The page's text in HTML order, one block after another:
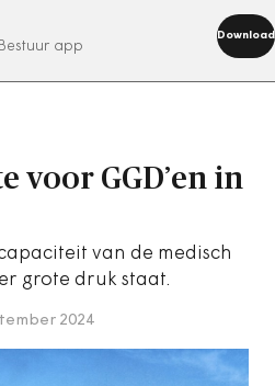
app
Download
nu
voor GGD’en in
van de medisch
grote druk staat.
2024